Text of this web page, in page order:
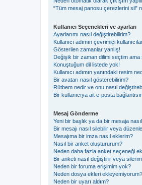
“Tüm mesaj panosu çerezlerini sil”
Kullanıcı Seçenekleri ve ayarları
Ayarlarımı nasıl değiştirebilirim?
Kullanıcı adımın çevrimiçi
Gösterilen zamanlar yanlış!
Değişik bir zaman dilimi seçtim ama
Konuştuğum dil listede yok!
Kullanıcı adımın yanındaki resim
Bir avatarı nasıl gösterebilirim?
Rütbem nedir ve onu nasıl
Bir kullanıcıya ait e-posta
Mesaj Gönderme
Yeni bir başlık ya da bir mesaja
Bir mesajı nasıl silebilir veya
Mesajıma bir imza nasıl eklerim?
Nasıl bir anket oluştururum?
Neden daha fazla anket seçeneği
Bir anketi nasıl değiştirir veya
Neden bir foruma erişimim yok?
Neden dosya ekleri ekleyemiyorum?
Neden bir uyarı aldım?